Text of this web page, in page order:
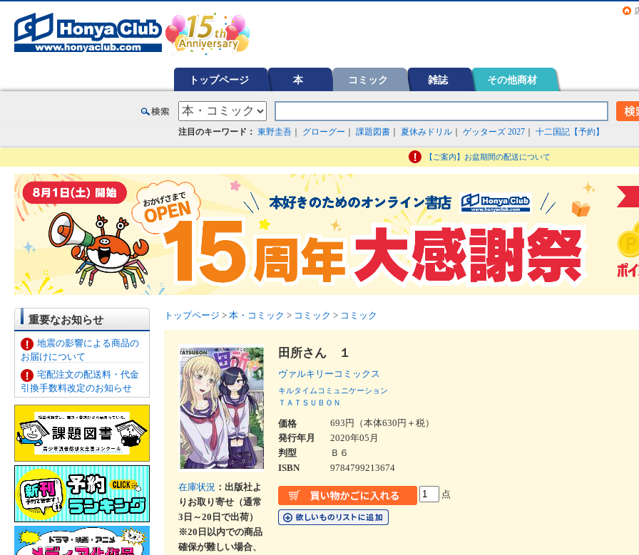
トップページ 本 コミック 雑誌 その他商材
注目のキーワード： 東野圭吾 グローグー 課題図書 夏休みドリル ゲッターズ 2027 十二国記【予約】
【ご案内】お盆期間の配送について
重要なお知らせ
地震の影響による商品の
お届けについて
宅配注文の配送料・代金
引換手数料改定のお知らせ
トップページ > 本・コミック > コミック > コミック
在庫状況 ：出版社よ
りお取り寄せ（通常
3日～20日で出荷）
※20日以内での商品
確保が難しい場合、
田所さん １
ヴァルキリーコミックス
キルタイムコミュニケーション
ＴＡＴＳＵＢＯＮ
価格
693円（本体630円＋税）
発行年月
2020年05月
判型
Ｂ６
ISBN
9784799213674
点